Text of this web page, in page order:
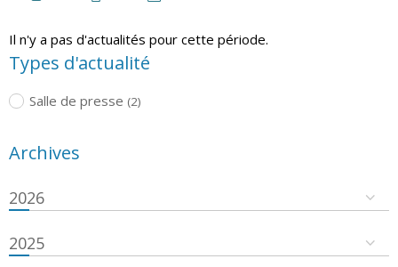
Il n'y a pas d'actualités pour cette période.
Types d'actualité
Salle de presse (2)
Archives
2026
2025